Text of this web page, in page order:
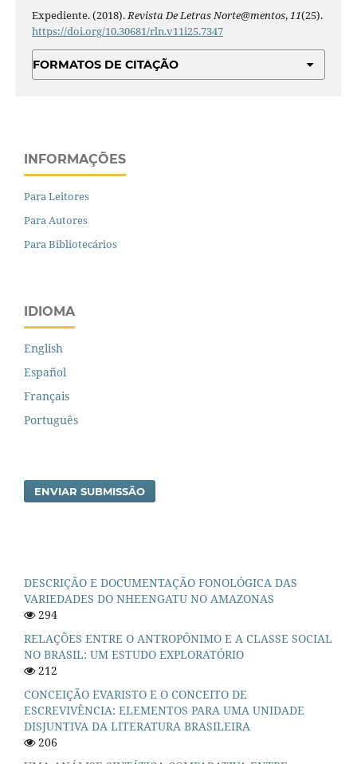
Expediente. (2018).Revista De Letras Norte@mentos,11(25).
https://doi.org/10.30681/rln.v11i25.7347
FORMATOS DE CITAÇÃO
INFORMAÇÕES
Para Leitores
Para Autores
Para Bibliotecários
IDIOMA
English
Español
Français
Português
ENVIAR SUBMISSÃO
DESCRIÇÃO E DOCUMENTAÇÃO FONOLÓGICA DAS
VARIEDADES DO NHEENGATU NO AMAZONAS
294
RELAÇÕES ENTRE O ANTROPÔNIMO E A CLASSE SOCIAL
NO BRASIL: UM ESTUDO EXPLORATÓRIO
212
CONCEIÇÃO EVARISTO E O CONCEITO DE
ESCREVIVÊNCIA: ELEMENTOS PARA UMA UNIDADE
DISJUNTIVA DA LITERATURA BRASILEIRA
206